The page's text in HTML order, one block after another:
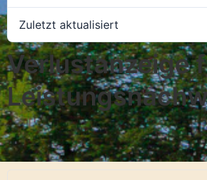
Zuletzt aktualisiert
Verlustanzeige